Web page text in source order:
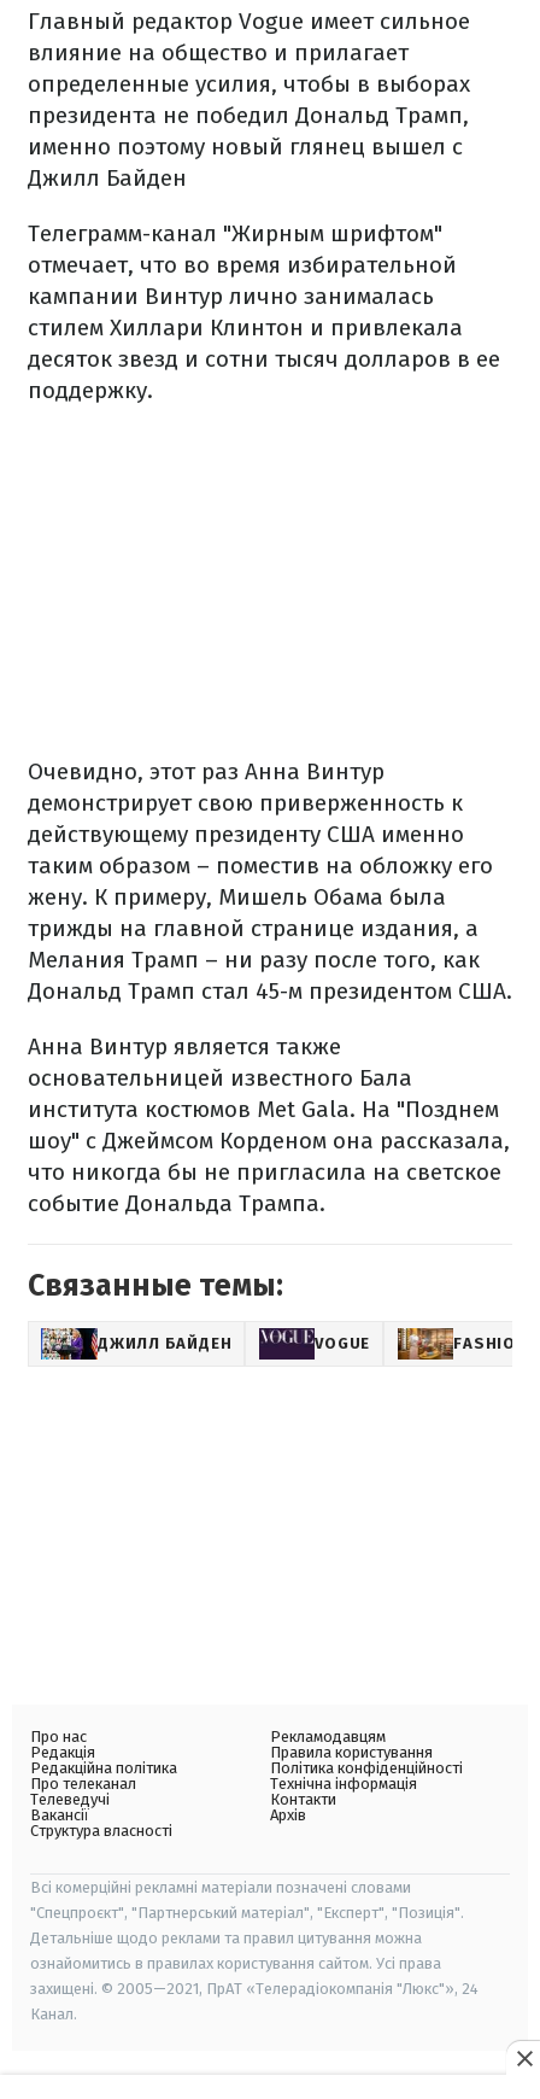
Главный редактор Vogue имеет сильное
влияние на общество и прилагает
определенные усилия, чтобы в выборах
президента не победил Дональд Трамп,
именно поэтому новый глянец вышел с
Джилл Байден
Телеграмм-канал "Жирным шрифтом"
отмечает, что во время избирательной
кампании Винтур лично занималась
стилем Хиллари Клинтон и привлекала
десяток звезд и сотни тысяч долларов в ее
поддержку.
Очевидно, этот раз Анна Винтур
демонстрирует свою приверженность к
действующему президенту США именно
таким образом – поместив на обложку его
жену. К примеру, Мишель Обама была
трижды на главной странице издания, а
Мелания Трамп – ни разу после того, как
Дональд Трамп стал 45-м президентом США.
Анна Винтур является также
основательницей известного Бала
института костюмов Met Gala. На "Позднем
шоу" с Джеймсом Корденом она рассказала,
что никогда бы не пригласила на светское
событие Дональда Трампа.
Связанные темы:
ДЖИЛЛ БАЙДЕН VOGUE
Про нас
Редакція
Редакційна політика
Про телеканал
Телеведучі
Вакансії
Структура власності
Рекламодавцям
Правила користування
Політика конфіденційності
Технічна інформація
Контакти
Архів
Всі комерційні рекламні матеріали позначені словами
"Спецпроєкт", "Партнерський матеріал", "Експерт", "Позиція".
Детальніше щодо реклами та правил цитування можна
ознайомитись в правилах користування сайтом. Усі права
захищені. © 2005—2021, ПрАТ «Телерадіокомпанія "Люкс"», 24
Канал.